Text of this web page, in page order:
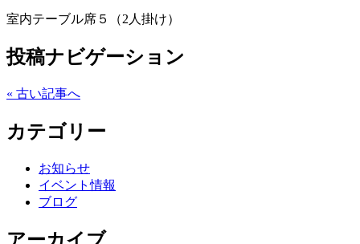
室内テーブル席５（2人掛け）
投稿ナビゲーション
« 古い記事へ
カテゴリー
お知らせ
イベント情報
ブログ